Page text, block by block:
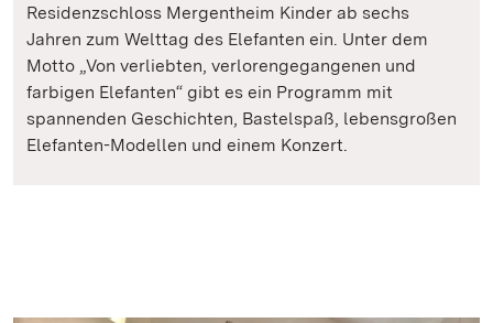
Residenzschloss Mergentheim Kinder ab sechs
Jahren zum Welttag des Elefanten ein. Unter dem
Motto „Von verliebten, verlorengegangenen und
farbigen Elefanten“ gibt es ein Programm mit
spannenden Geschichten, Bastelspaß, lebensgroßen
Elefanten-Modellen und einem Konzert.